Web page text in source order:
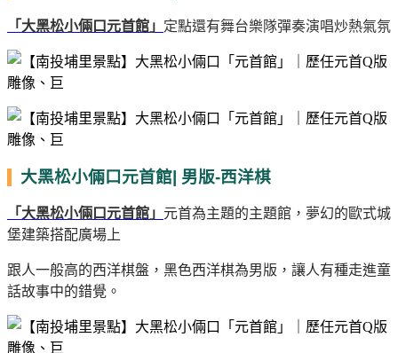
「大黑松小倆口元首館」 定點還有舞台樂隊彈奏演唱炒熱氣氛
大黑松小倆口元首館| 男版-西洋棋
「大黑松小倆口元首館」 元首為主題的主題館，夢幻的歐式城
堡建築搭配廣場上
跟人一般高的西洋棋盤，黑色西洋棋為男版，讓人有種走進童
話故事中的錯覺。